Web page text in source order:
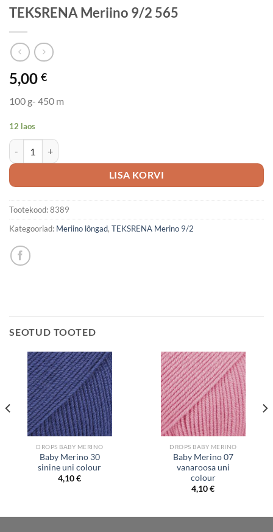
TEKSRENA Meriino 9/2 565
5,00 €
100 g- 450 m
12 laos
TEKSRENA Meriino 9/2 565 kogus
LISA KORVI
Tootekood:8389
Kategooriad: Meriino lõngad, TEKSRENA Merino 9/2
SEOTUD TOOTED
DROPS BABY MERINO
Baby Merino 30
sinine uni colour
4,10€
DROPS BABY MERINO
Baby Merino 07
vanaroosa uni
colour
4,10€